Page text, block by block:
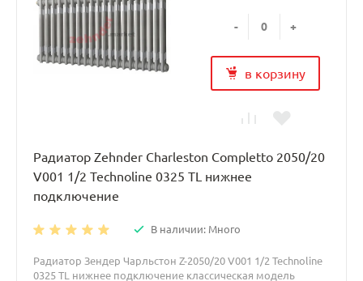
- +
в корзину
Радиатор Zehnder Charleston Completto 2050/20
V001 1/2 Technoline 0325 TL нижнее
подключение
В наличии: Много
Радиатор Зендер Чарльстон Z-2050/20 V001 1/2 Technoline
0325 TL нижнее подключение классическая модель